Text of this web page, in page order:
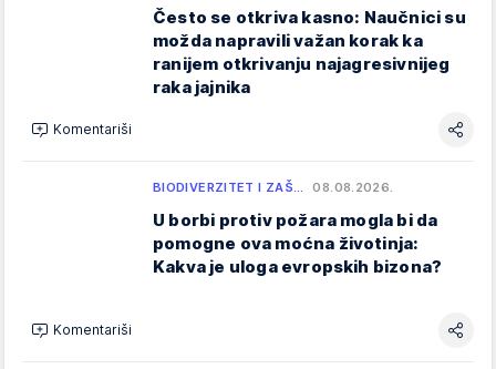
Često se otkriva kasno: Naučnici su
možda napravili važan korak ka
ranijem otkrivanju najagresivnijeg
raka jajnika
Komentariši
BIODIVERZITET I ZAŠ… 08.08.2026.
U borbi protiv požara mogla bi da
pomogne ova moćna životinja:
Kakva je uloga evropskih bizona?
Komentariši